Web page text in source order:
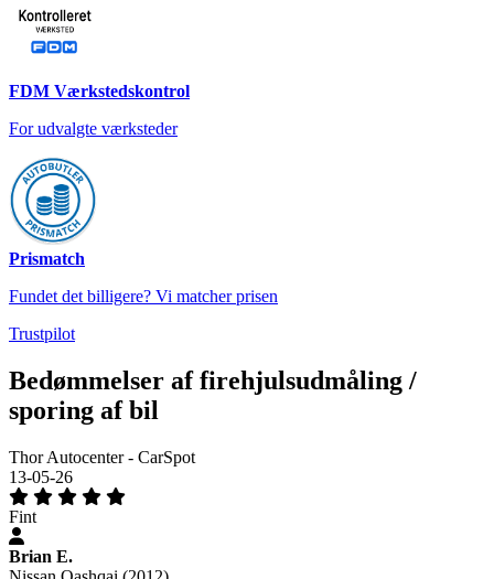
FDM Værkstedskontrol
For udvalgte værksteder
Prismatch
Fundet det billigere? Vi matcher prisen
Trustpilot
Bedømmelser af firehjulsudmåling /
sporing af bil
Thor Autocenter - CarSpot
13-05-26
Fint
Brian E.